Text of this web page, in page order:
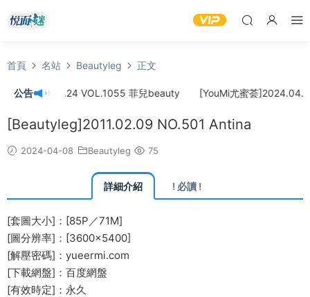
首頁 名站 Beautyleg 正文
公告
]2024.04.24 VOL.1055 菲兒beauty [YouMi尤蜜荟]2024.04.22
[Beautyleg]2011.02.09 NO.501 Antina
2024-04-08 Beautyleg 75
詳細介紹 ! 必讀 !
[套圖大小]：[85P／71M]
[圖分辨率]：[3600×5400]
[解壓密碼]：yueermi.com
[下載網盤]：百度網盤
[有效時定]：永久